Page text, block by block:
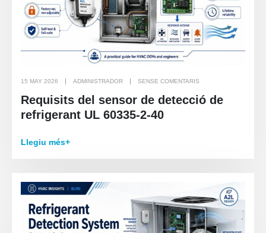
15 MAY 2026 ADMINISTRADOR SENSE COMENTARIS
Requisits del sensor de detecció de
refrigerant UL 60335-2-40
Llegiu més+